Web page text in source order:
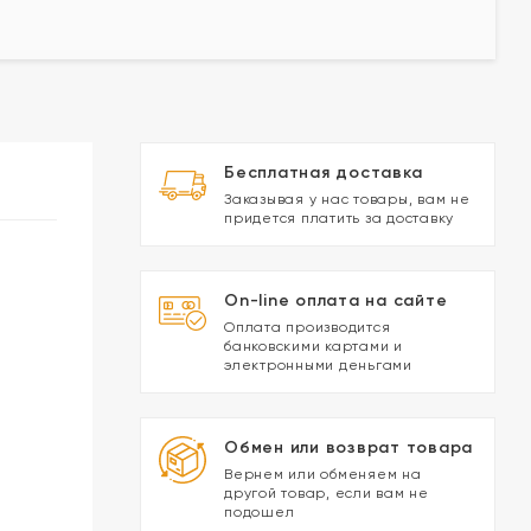
Бесплатная доставка
Заказывая у нас товары, вам не
придется платить за доставку
On-line оплата на сайте
Оплата производится
банковскими картами и
электронными деньгами
Обмен или возврат товара
Вернем или обменяем на
другой товар, если вам не
подошел